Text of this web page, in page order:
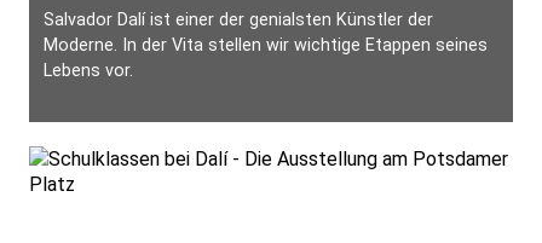
Salvador Dalí ist einer der genialsten Künstler der
Moderne. In der Vita stellen wir wichtige Etappen seines
Lebens vor.